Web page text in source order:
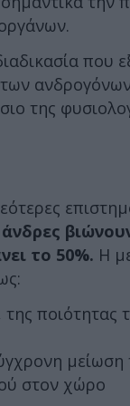
που
ανδρογόνων
της
το 50%. Η
ποιότητας
μείωση
στον χώρο